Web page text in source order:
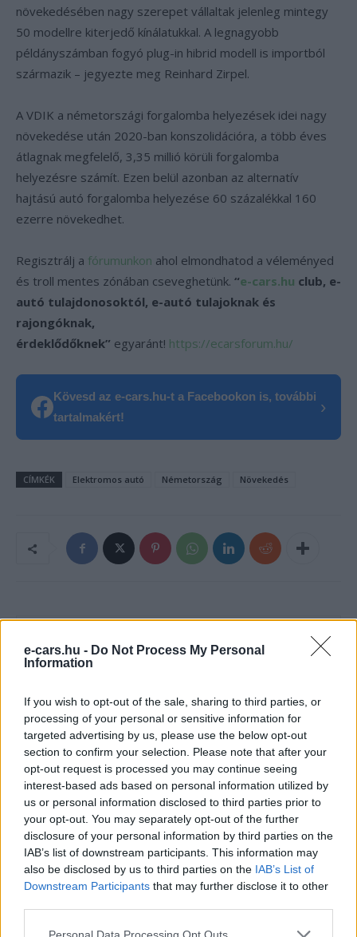
e-cars.hu - Do Not Process My Personal
Information
If you wish to opt-out of the sale, sharing to third parties, or
processing of your personal or sensitive information for
targeted advertising by us, please use the below opt-out
section to confirm your selection. Please note that after your
opt-out request is processed you may continue seeing
interest-based ads based on personal information utilized by
us or personal information disclosed to third parties prior to
your opt-out. You may separately opt-out of the further
disclosure of your personal information by third parties on the
IAB’s list of downstream participants. This information may
also be disclosed by us to third parties on the IAB’s List of
Downstream Participants that may further disclose it to other
Personal Data Processing Opt Outs
növekedésében nagy szerepet vállaltak jelenleg mintegy
50 modellre kiterjedő kínálatukkal. A legnagyobb
példányszámban fogyó plug-in hibrid modell is importból
származik – jegyezte meg Reinhard Zirpel.
A VDIK a németországi forgalomba helyezések idei nagy
növekedése után 2020-ban konszolidációra, a több éves
átlagnak megfelelő, 3,35 millió körüli forgalomba
helyezésre számít. Ezen belül azonban az alternatív
hajtású autó forgalomba helyezése 60 százalékkal 160
ezerre növekedhet.
Regisztrálj a fórumunkon ahol elmondhatod a véleményed
és troll mentes zónában cseveghetünk. “e-cars.hu club, e-
autó tulajdonosoktól, e-autó tulajoknak és
rajongóknak,
érdeklődőknek” egyaránt! https://ecarsforum.hu/
Kövesd az e-cars.hu-t a Facebookon is, további
tartalmakért!
›
CÍMKÉK Elektromos autó Németország Növekedés
e-cars.hu
Elektromosan közlekedsz, vagy a váltáson töprengsz?
Érdekelnek a legfrissebb hírek az e-autók világából, vagy
foglalkoztatnak a legújabb fejlesztések az elektromosság és a
fenntarthatóság területén? Akkor jó helyen jársz!
KAPCSOLÓDÓ CIKKEK TÖBB A SZERZŐTŐL